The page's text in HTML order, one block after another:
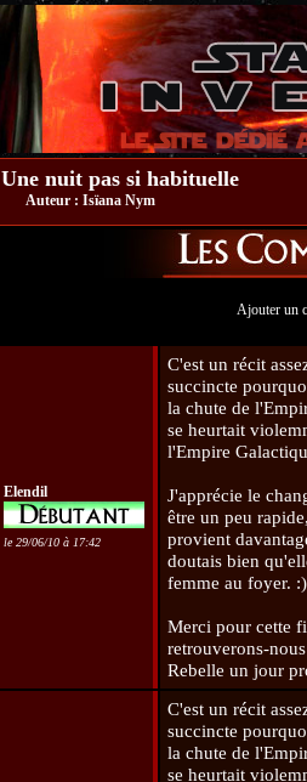
Une nuit pas si habituelle
Auteur : Isïana Nym
Ajouter un
Elendil
le 29/06/10 à 17:42
C'est un récit
succincte
la chute de
se heurtait
l'Empire
J'apprécie le
être un peu
provient
doutais bien
femme au foyer. :)
Merci pour cette
retrouverons-
Rebelle un jour
C'est un récit
succincte
la chute de
se heurtait